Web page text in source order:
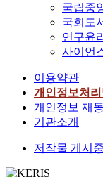
국립중
국회도
연구윤
사이언
이용약관
개인정보처리
개인정보 재
기관소개
저작물 게시